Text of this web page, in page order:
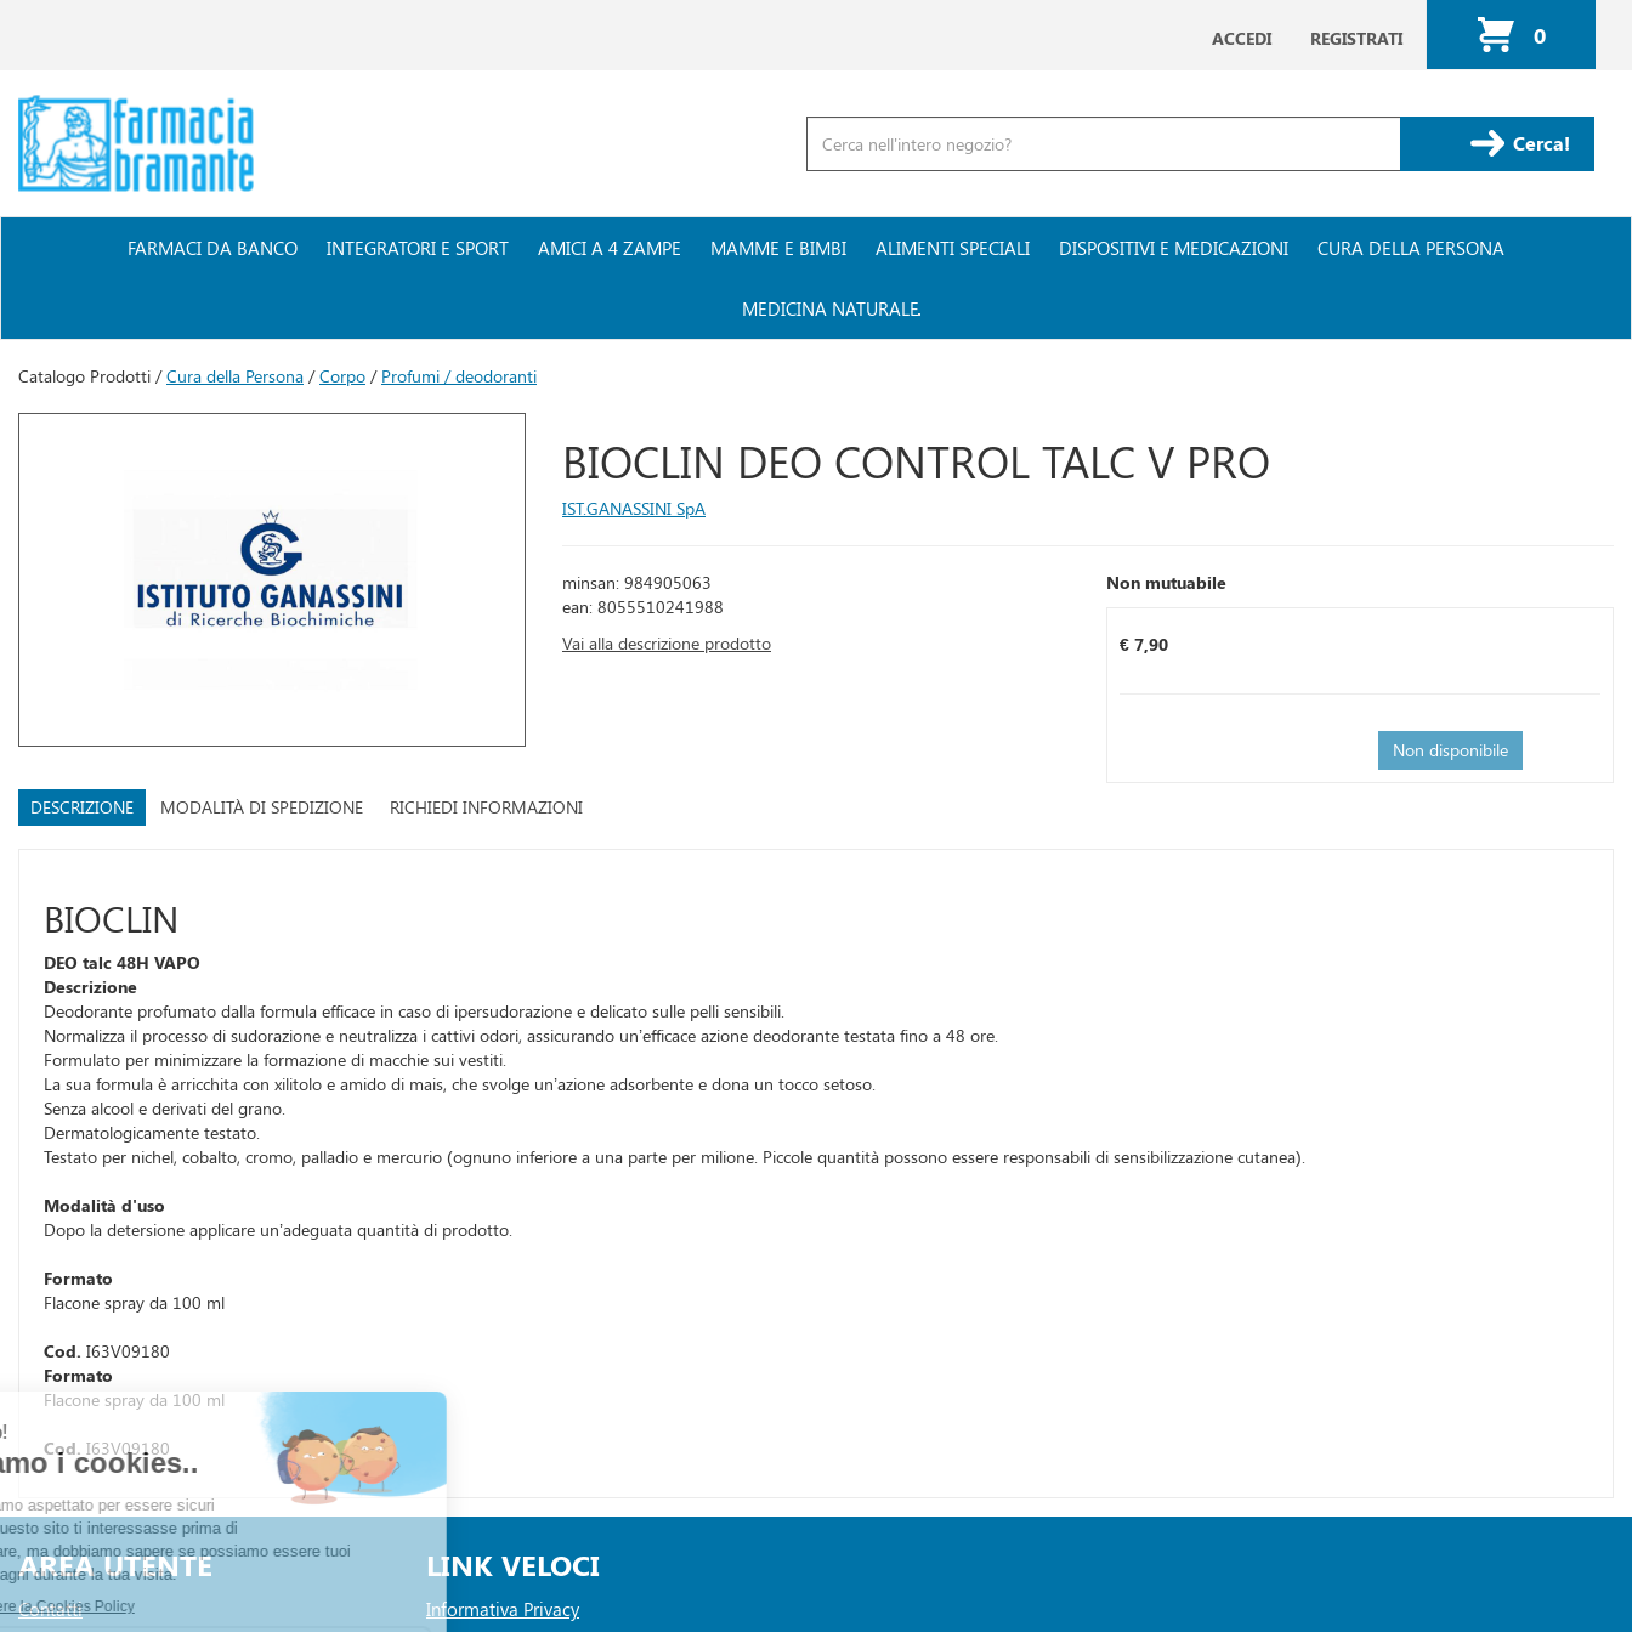
ACCEDI REGISTRATI 0
ARTICOLI
INSERITI
Farmacia
Bramante
Prodotto
Cerca Prodotto
FARMACI DA BANCO INTEGRATORI E SPORT AMICI A 4 ZAMPE MAMME E BIMBI ALIMENTI SPECIALI DISPOSITIVI E MEDICAZIONI CURA DELLA PERSONA
MEDICINA NATURALE
Catalogo Prodotti /Cura della Persona /Corpo / Profumi / deodoranti
BIOCLIN DEO CONTROL TALC V PRO
IST.GANASSINI SpA
minsan: 984905063
ean: 8055510241988
Vai alla descrizione prodotto
Non mutuabile
Prezzo
€ 7,90
Non disponibile
DESCRIZIONE MODALITÀ DI SPEDIZIONE RICHIEDI INFORMAZIONI
BIOCLIN
DEO talc 48H VAPO
Descrizione
Deodorante profumato dalla formula efficace in caso di ipersudorazione e delicato sulle pelli sensibili.
Normalizza il processo di sudorazione e neutralizza i cattivi odori, assicurando un’efficace azione deodorante testata fino a 48 ore.
Formulato per minimizzare la formazione di macchie sui vestiti.
La sua formula è arricchita con xilitolo e amido di mais, che svolge un’azione adsorbente e dona un tocco setoso.
Senza alcool e derivati del grano.
Dermatologicamente testato.
Testato per nichel, cobalto, cromo, palladio e mercurio (ognuno inferiore a una parte per milione. Piccole quantità possono essere responsabili di sensibilizzazione cutanea).
Modalità d'uso
Dopo la detersione applicare un’adeguata quantità di prodotto.
Formato
Flacone spray da 100 ml
Cod. I63V09180
Formato
Flacone spray da 100 ml
Cod. I63V09180
AREA UTENTE
Contatti
LINK VELOCI
Informativa Privacy